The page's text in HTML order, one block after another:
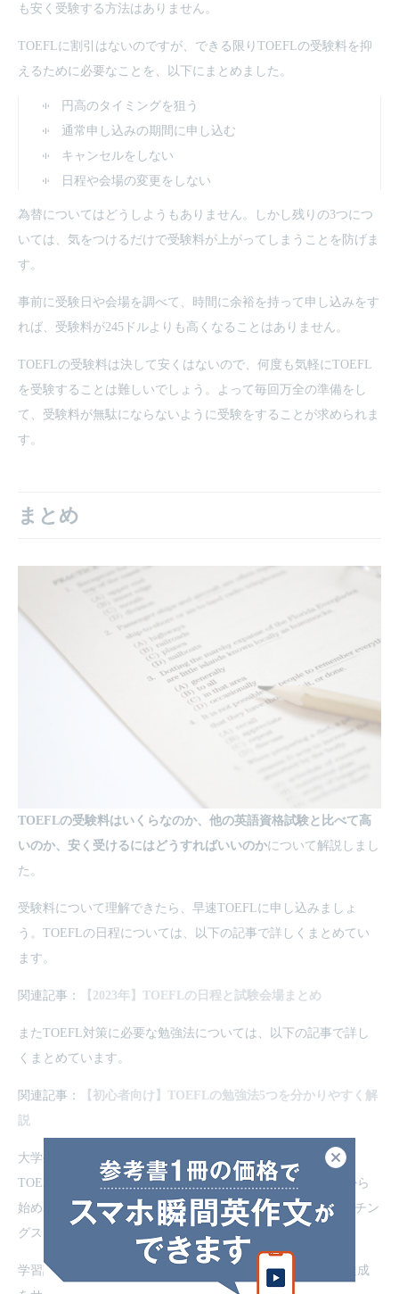
も安く受験する方法はありません。
TOEFLに割引はないのですが、できる限りTOEFLの受験料を抑
えるために必要なことを、以下にまとめました。
円高のタイミングを狙う
通常申し込みの期間に申し込む
キャンセルをしない
日程や会場の変更をしない
為替についてはどうしようもありません。しかし残りの3つにつ
いては、気をつけるだけで受験料が上がってしまうことを防げま
す。
事前に受験日や会場を調べて、時間に余裕を持って申し込みをす
れば、受験料が245ドルよりも高くなることはありません。
TOEFLの受験料は決して安くはないので、何度も気軽にTOEFL
を受験することは難しいでしょう。よって毎回万全の準備をし
て、受験料が無駄にならないように受験をすることが求められま
す。
まとめ
TOEFLの受験料はいくらなのか、他の英語資格試験と比べて高
いのか、安く受けるにはどうすればいいのかについて解説しまし
た。
受験料について理解できたら、早速TOEFLに申し込みましょ
う。TOEFLの日程については、以下の記事で詳しくまとめてい
ます。
関連記事： 【2023年】TOEFLの日程と試験会場まとめ
またTOEFL対策に必要な勉強法については、以下の記事で詳し
くまとめています。
関連記事：
【初心者向け】TOEFLの勉強法5つを分かりやすく解
説
大学生や社会人の方で、「学校や仕事が忙しくてなかなか
TOEFL対策の時間を捻出できない」「英語が苦手なので何から
始めればいいのか分からない」と悩んでいる方は、英語コーチン
グスクールの
学習計画を立てるところから、あなたのTOEFL目標スコア達成
閉じる